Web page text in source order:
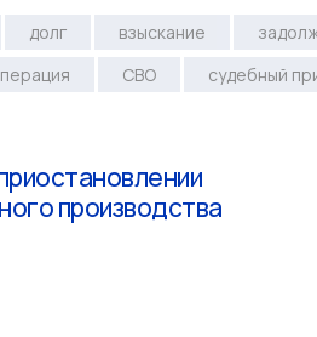
долг взыскание
СВО судебный
производства